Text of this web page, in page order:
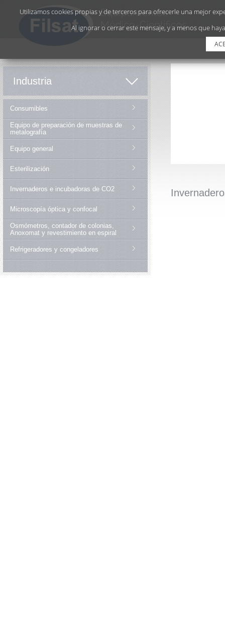
Industria
Consumibles
Equipo de preparación de muestras de
metalografía
Equipo general
Esterilización
Invernaderos e incubadoras de CO2
Microscopía óptica y confocal
Osmómetros, contador de colonias,
Anoxomat y revestimiento en espiral
Refrigeradores y congeladores
Utilizamos cookies propias y de terceros para ofrecerle una mejor
Al ignorar o cerrar este mensaje, y a menos que